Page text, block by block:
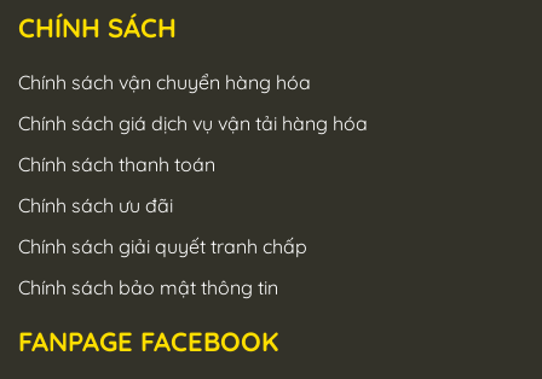
CHÍNH SÁCH
Chính sách vận chuyển hàng hóa
Chính sách giá dịch vụ vận tải hàng hóa
Chính sách thanh toán
Chính sách ưu đãi
Chính sách giải quyết tranh chấp
Chính sách bảo mật thông tin
FANPAGE FACEBOOK